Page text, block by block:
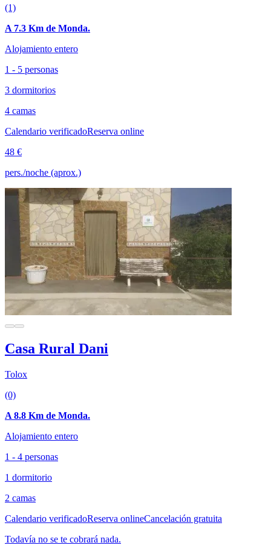
(1)
A 7.3 Km de Monda.
Alojamiento entero
1 - 5 personas
3 dormitorios
4 camas
Calendario verificadoReserva online
48 €
pers./noche (aprox.)
Casa Rural Dani
Tolox
(0)
A 8.8 Km de Monda.
Alojamiento entero
1 - 4 personas
1 dormitorio
2 camas
Calendario verificadoReserva onlineCancelación gratuita
Todavía no se te cobrará nada.